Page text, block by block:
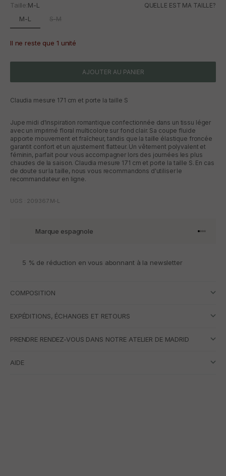
Taille:M-L QUELLE EST MA TAILLE?
M-L S-M
Il ne reste que 1 unité
AJOUTER AU PANIER
Claudia mesure 171 cm et porte la taille S
Jupe midi d'inspiration romantique confectionnée dans un tissu léger
avec un imprimé floral multicolore sur fond clair. Sa coupe fluide
apporte mouvement et fraîcheur, tandis que la taille élastique froncée
garantit confort et un ajustement flatteur. Un vêtement polyvalent et
féminin, parfait pour vous accompagner lors des journées les plus
chaudes de la saison. Claudia mesure 171 cm et porte la taille S. En cas
de doute sur la taille, nous vous recommandons d'utiliser le
recommandateur en ligne.
UGS : 209367.M-L
Marque espagnole Aller à
Aller à
Aller à
Aller
5 % de réduction en vous abonnant à la newsletter
COMPOSITION
EXPÉDITIONS, ÉCHANGES ET RETOURS
PRENDRE RENDEZ-VOUS DANS NOTRE ATELIER DE MADRID
AIDE